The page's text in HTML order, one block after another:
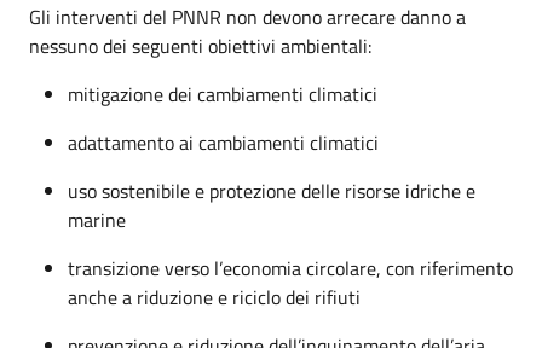
Gli interventi del PNNR non devono arrecare danno a
nessuno dei seguenti obiettivi ambientali:
mitigazione dei cambiamenti climatici
adattamento ai cambiamenti climatici
uso sostenibile e protezione delle risorse idriche e
marine
transizione verso l’economia circolare, con riferimento
anche a riduzione e riciclo dei rifiuti